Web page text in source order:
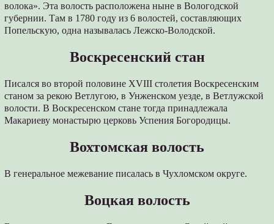
волока». Эта волость расположена ныне в Вологодской
губернии. Там в 1780 году из 6 волостей, составляющих
Попельскую, одна называлась Лежско-Володской.
Воскресенский стан
Писался во второй половине XVIII столетия Воскресенским
станом за рекою Ветлугою, в Унженском уезде, в Ветлужской
волости. В Воскресенском стане тогда принадлежала
Макариеву монастырю церковь Успения Богородицы.
Вохтомская волость
В генеральное межевание писалась в Чухломском округе.
Воцкая волость